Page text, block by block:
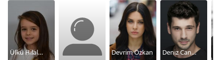
Ülkü Hilal
Devrim Özkan
Deniz Can